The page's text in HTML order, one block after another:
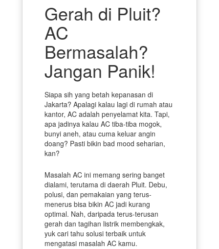
Gerah di Pluit?
AC
Bermasalah?
Jangan Panik!
Siapa sih yang betah kepanasan di
Jakarta? Apalagi kalau lagi di rumah atau
kantor, AC adalah penyelamat kita. Tapi,
apa jadinya kalau AC tiba-tiba mogok,
bunyi aneh, atau cuma keluar angin
doang? Pasti bikin bad mood seharian,
kan?
Masalah AC ini memang sering banget
dialami, terutama di daerah Pluit. Debu,
polusi, dan pemakaian yang terus-
menerus bisa bikin AC jadi kurang
optimal. Nah, daripada terus-terusan
gerah dan tagihan listrik membengkak,
yuk cari tahu solusi terbaik untuk
mengatasi masalah AC kamu.